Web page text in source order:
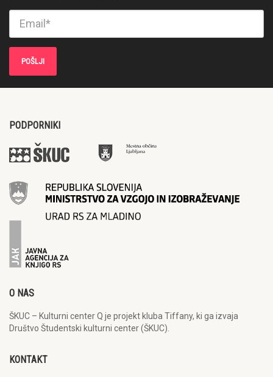
PODPORNIKI
O NAS
ŠKUC – Kulturni center Q je projekt kluba Tiffany, ki ga izvaja
Društvo Študentski kulturni center (ŠKUC).
KONTAKT